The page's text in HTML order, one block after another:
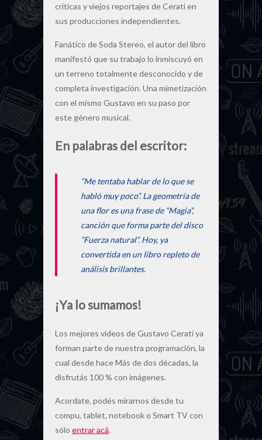
críticas y viejos reportajes de Cerati en
sus producciones independientes.
Fanático de Soda Stereo, el autor del libro
manifestó que su trabajo lo inmiscuyó en
un terreno totalmente desconocido y de
completa investigación. Una mimetización
con el mismo Gustavo en su paso por
este género musical.
En palabras del escritor:
“Me tentaba hablar de lo que se
habló muy poco”. La geometría de
una flor es una frase de “Magia”,
canción que forma parte del disco
“Fuerza natural”. Hoy, ya
convertida en un libro repleto de
análisis brillantes.
¡Ya lo sumamos!
Los mejores videos de Gustavo Cerati ya
forman parte de nuestra programación, la
cual desde hace Más de dos décadas, la
disfrutás 100 % con imágenes.
Acordate, podés mirarnos desde tu
compu, tablet, notebook o Smart TV con
sólo entrar acá.